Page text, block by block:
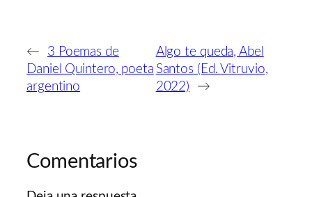
←
3 Poemas de
Daniel Quintero, poeta
argentino
Algo te queda, Abel
Santos (Ed. Vitruvio,
2022)
→
Comentarios